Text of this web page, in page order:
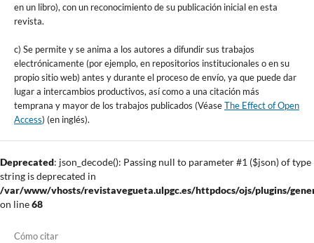
en un libro), con un reconocimiento de su publicación inicial en esta
revista.
c) Se permite y se anima a los autores a difundir sus trabajos
electrónicamente (por ejemplo, en repositorios institucionales o en su
propio sitio web) antes y durante el proceso de envío, ya que puede dar
lugar a intercambios productivos, así como a una citación más
temprana y mayor de los trabajos publicados (VéaseThe Effect of Open
Access) (en inglés).
Deprecated: json_decode(): Passing null to parameter #1 ($json) of type
string is deprecated in
/var/www/vhosts/revistavegueta.ulpgc.es/httpdocs/ojs/plugins/
on line68
Cómo citar